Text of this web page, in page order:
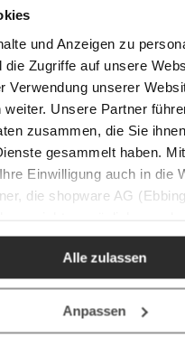
und Anzeigen zu
die Zugriffe auf unsere
Verwendung unserer
Unsere Partner
zusammen, die Sie
gesammelt haben.
Einwilligung auch in die
die shopware AG
Alle zulassen
Anpassen